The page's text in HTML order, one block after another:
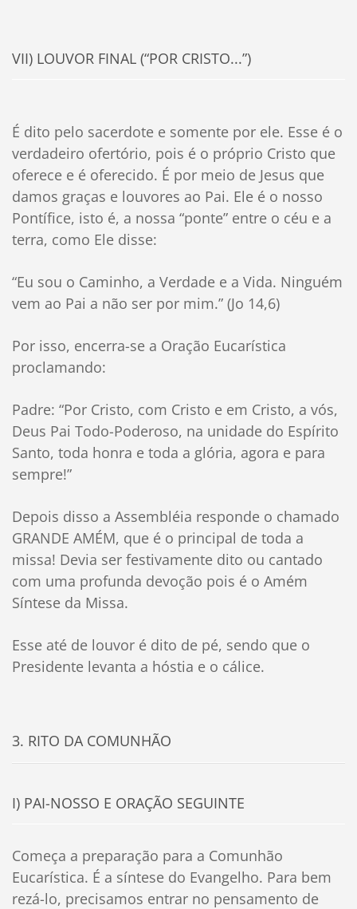
VII) LOUVOR FINAL (“POR CRISTO...”)
É dito pelo sacerdote e somente por ele. Esse é o
verdadeiro ofertório, pois é o próprio Cristo que
oferece e é oferecido. É por meio de Jesus que
damos graças e louvores ao Pai. Ele é o nosso
Pontífice, isto é, a nossa “ponte” entre o céu e a
terra, como Ele disse:
“Eu sou o Caminho, a Verdade e a Vida. Ninguém
vem ao Pai a não ser por mim.” (Jo 14,6)
Por isso, encerra-se a Oração Eucarística
proclamando:
Padre: “Por Cristo, com Cristo e em Cristo, a vós,
Deus Pai Todo-Poderoso, na unidade do Espírito
Santo, toda honra e toda a glória, agora e para
sempre!”
Depois disso a Assembléia responde o chamado
GRANDE AMÉM, que é o principal de toda a
missa! Devia ser festivamente dito ou cantado
com uma profunda devoção pois é o Amém
Síntese da Missa.
Esse até de louvor é dito de pé, sendo que o
Presidente levanta a hóstia e o cálice.
3. RITO DA COMUNHÃO
I) PAI-NOSSO E ORAÇÃO SEGUINTE
Começa a preparação para a Comunhão
Eucarística. É a síntese do Evangelho. Para bem
rezá-lo, precisamos entrar no pensamento de